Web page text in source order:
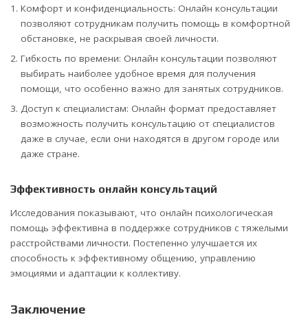
Комфорт и конфиденциальность: Онлайн консультации
позволяют сотрудникам получить помощь в комфортной
обстановке, не раскрывая своей личности.
Гибкость по времени: Онлайн консультации позволяют
выбирать наиболее удобное время для получения
помощи, что особенно важно для занятых сотрудников.
Доступ к специалистам: Онлайн формат предоставляет
возможность получить консультацию от специалистов
даже в случае, если они находятся в другом городе или
даже стране.
Эффективность онлайн консультаций
Исследования показывают, что онлайн психологическая
помощь эффективна в поддержке сотрудников с тяжелыми
расстройствами личности. Постепенно улучшается их
способность к эффективному общению, управлению
эмоциями и адаптации к коллективу.
Заключение